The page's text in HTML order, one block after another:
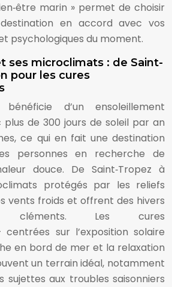
marin » permet de choisir
en accord avec vos
psychologiques du moment.
ses microclimats : de Saint-
pour les cures
d’un ensoleillement
de 300 jours de soleil par an
ce qui en fait une destination
personnes en recherche de
douce. De Saint‑Tropez à
protégés par les reliefs
vents froids et offrent des hivers
cléments. Les cures
centrées sur l’exposition solaire
en bord de mer et la relaxation
un terrain idéal, notamment
sujettes aux troubles saisonniers